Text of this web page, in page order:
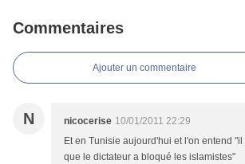
Commentaires
Ajouter un commentaire
N nicocerise 10/01/2011 22:29
Et en Tunisie aujourd'hui et l'on entend
que le dictateur a bloqué les islamistes"